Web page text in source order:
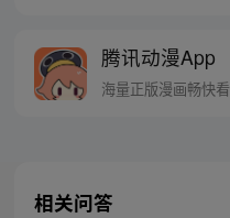
腾讯动漫App
海量正版漫画畅快看
相关问答